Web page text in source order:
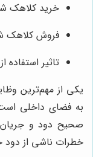
خرید کلاهک
فروش کلاهک
تاثیر
یکی از مهم‌ترین
به فضای داخلی
صحیح دود و
خطرات ناشی از دود